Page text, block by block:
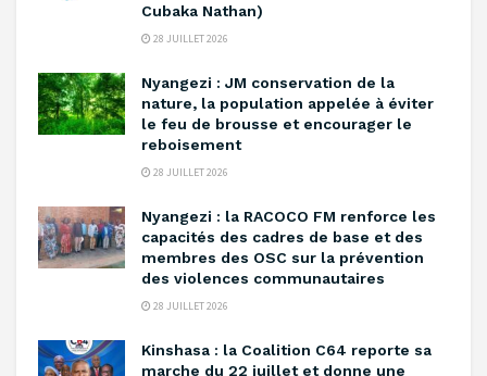
Cubaka Nathan)
28 JUILLET 2026
‎Nyangezi : JM conservation de la
nature, la population appelée à éviter
le feu de brousse et encourager le
reboisement ‎
28 JUILLET 2026
‎Nyangezi : la RACOCO FM renforce les
capacités des cadres de base et des
membres des OSC sur la prévention
des violences communautaires ‎
28 JUILLET 2026
Kinshasa : la Coalition C64 reporte sa
marche du 22 juillet et donne une